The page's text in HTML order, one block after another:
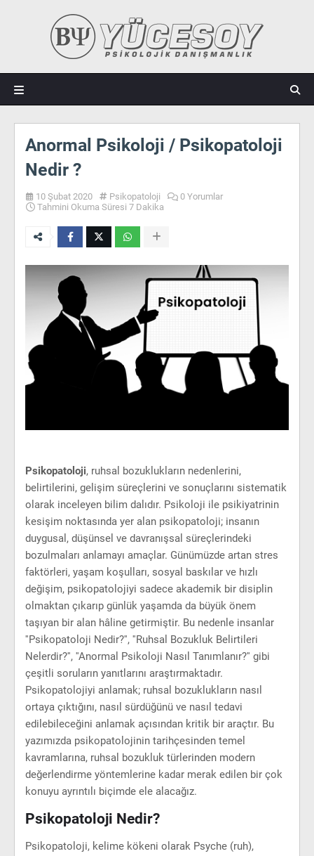
Anormal Psikoloji / Psikopatoloji
Nedir ?
10 Şubat 2020 Psikopatoloji
0 Yorumlar
Tahmini Okuma Süresi 7 Dakika
Psikopatoloji, ruhsal bozuklukların nedenlerini,
belirtilerini, gelişim süreçlerini ve sonuçlarını sistematik
olarak inceleyen bilim dalıdır. Psikoloji ile psikiyatrinin
kesişim noktasında yer alan psikopatoloji; insanın
duygusal, düşünsel ve davranışsal süreçlerindeki
bozulmaları anlamayı amaçlar. Günümüzde artan stres
faktörleri, yaşam koşulları, sosyal baskılar ve hızlı
değişim, psikopatolojiyi sadece akademik bir disiplin
olmaktan çıkarıp günlük yaşamda da büyük önem
taşıyan bir alan hâline getirmiştir. Bu nedenle insanlar
''Psikopatoloji Nedir?'', ''Ruhsal Bozukluk Belirtileri
Nelerdir?'', ''Anormal Psikoloji Nasıl Tanımlanır?'' gibi
çeşitli soruların yanıtlarını araştırmaktadır.
Psikopatolojiyi anlamak; ruhsal bozuklukların nasıl
ortaya çıktığını, nasıl sürdüğünü ve nasıl tedavi
edilebileceğini anlamak açısından kritik bir araçtır. Bu
yazımızda psikopatolojinin tarihçesinden temel
kavramlarına, ruhsal bozukluk türlerinden modern
değerlendirme yöntemlerine kadar merak edilen bir çok
konuyu ayrıntılı biçimde ele alacağız.
Psikopatoloji Nedir?
Psikopatoloji, kelime kökeni olarak Psyche (ruh),